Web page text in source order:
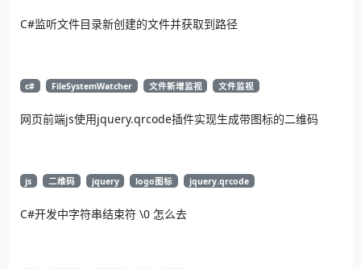
C#监听文件目录新创建的文件并获取到路径
c# FileSystemWatcher 文件新增监视 文件监视
网页前端js使用jquery.qrcode插件实现生成带图标的二维码
js 二维码 jquery logo图标 jquery.qrcode
C#开发中字符串结束符 \0 怎么去